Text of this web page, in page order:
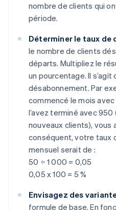
nombre de clients qui
période.
Déterminer le taux de
le nombre de clients
départs. Multipliez le
un pourcentage. Il
désabonnement. Par
commencé le mois
l’avez terminé avec
nouveaux clients), vous
conséquent, votre taux
mensuel serait de :
50 ÷ 1 000 = 0,05
0,05 x 100 = 5 %
Envisagez des
formule de base. En